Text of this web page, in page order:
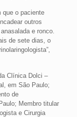
que o paciente
outros
e ronco.
de sete dias, o
Clínica Dolci –
em São Paulo;
de
Membro titular
e Cirurgia